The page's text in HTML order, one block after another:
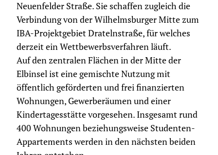
Neuenfelder Straße. Sie schaffen zugleich die
Verbindung von der Wilhelmsburger Mitte zum
IBA-Projektgebiet Dratelnstraße, für welches
derzeit ein Wettbewerbsverfahren läuft.
Auf den zentralen Flächen in der Mitte der
Elbinsel ist eine gemischte Nutzung mit
öffentlich geförderten und frei finanzierten
Wohnungen, Gewerberäumen und einer
Kindertagesstätte vorgesehen. Insgesamt rund
400 Wohnungen beziehungsweise Studenten-
Appartements werden in den nächsten beiden